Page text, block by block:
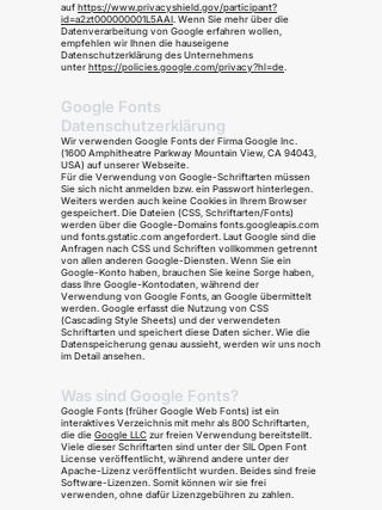
auf https://www.privacyshield.gov/participant?
id=a2zt000000001L5AAI. Wenn Sie mehr über die
Datenverarbeitung von Google erfahren wollen,
empfehlen wir Ihnen die hauseigene
Datenschutzerklärung des Unternehmens
unter https://policies.google.com/privacy?hl=de.
Google Fonts
Datenschutzerklärung
Wir verwenden Google Fonts der Firma Google Inc.
(1600 Amphitheatre Parkway Mountain View, CA 94043,
USA) auf unserer Webseite.
Für die Verwendung von Google-Schriftarten müssen
Sie sich nicht anmelden bzw. ein Passwort hinterlegen.
Weiters werden auch keine Cookies in Ihrem Browser
gespeichert. Die Dateien (CSS, Schriftarten/Fonts)
werden über die Google-Domains fonts.googleapis.com
und fonts.gstatic.com angefordert. Laut Google sind die
Anfragen nach CSS und Schriften vollkommen getrennt
von allen anderen Google-Diensten. Wenn Sie ein
Google-Konto haben, brauchen Sie keine Sorge haben,
dass Ihre Google-Kontodaten, während der
Verwendung von Google Fonts, an Google übermittelt
werden. Google erfasst die Nutzung von CSS
(Cascading Style Sheets) und der verwendeten
Schriftarten und speichert diese Daten sicher. Wie die
Datenspeicherung genau aussieht, werden wir uns noch
im Detail ansehen.
Was sind Google Fonts?
Google Fonts (früher Google Web Fonts) ist ein
interaktives Verzeichnis mit mehr als 800 Schriftarten,
die die Google LLC zur freien Verwendung bereitstellt.
Viele dieser Schriftarten sind unter der SIL Open Font
License veröffentlicht, während andere unter der
Apache-Lizenz veröffentlicht wurden. Beides sind freie
Software-Lizenzen. Somit können wir sie frei
verwenden, ohne dafür Lizenzgebühren zu zahlen.